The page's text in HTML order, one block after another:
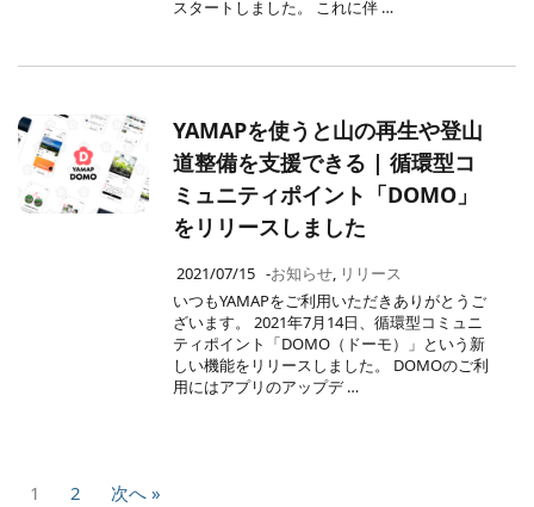
スタートしました。 これに伴 …
YAMAPを使うと山の再生や登山
道整備を支援できる | 循環型コ
ミュニティポイント「DOMO」
をリリースしました
2021/07/15 -お知らせ, リリース
いつもYAMAPをご利用いただきありがとうご
ざいます。 2021年7月14日、循環型コミュニ
ティポイント「DOMO（ドーモ）」という新
しい機能をリリースしました。 DOMOのご利
用にはアプリのアップデ …
1 2 次へ »